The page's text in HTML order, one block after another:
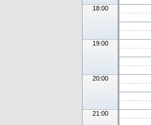
18:00
19:00
20:00
21:00